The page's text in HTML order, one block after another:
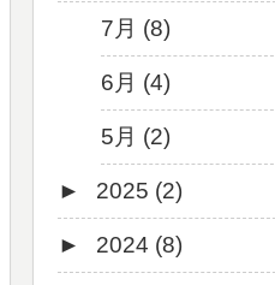
7月 (8)
6月 (4)
5月 (2)
► 2025 (2)
12月 (1)
► 2024 (8)